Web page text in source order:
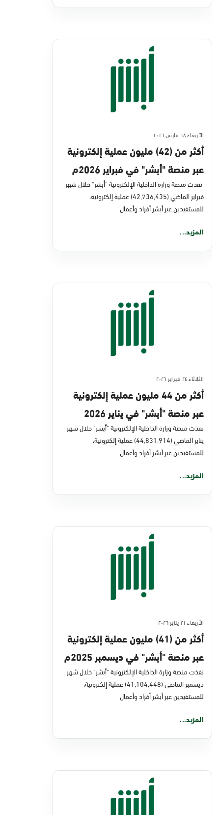
الأربعاء ١٨ مارس ٢٠٢٦
أكثر من (42) مليون عملية إلكترونية
عبر منصة "أبشر" في فبراير 2026م
نفذت منصة وزارة الداخلية الإلكترونية "أبشر" خلال شهر
فبراير الماضي (42,736,435) عملية إلكترونية،
للمستفيدين عبر أبشر أفراد وأعمال
المزيد...
الثلاثاء ٢٤ فبراير ٢٠٢٦
أكثر من 44 مليون عملية إلكترونية
عبر منصة "أبشر" في يناير 2026
نفذت منصة وزارة الداخلية الإلكترونية "أبشر" خلال شهر
يناير الماضي (44,831,914) عملية إلكترونية،
للمستفيدين عبر أبشر أفراد وأعمال
المزيد...
الأربعاء ٢١ يناير ٢٠٢٦
أكثر من (41) مليون عملية إلكترونية
عبر منصة "أبشر" في ديسمبر 2025م
نفذت منصة وزارة الداخلية الإلكترونية "أبشر" خلال شهر
ديسمبر الماضي (41,104,448) عملية إلكترونية،
للمستفيدين عبر أبشر أفراد وأعمال
المزيد...